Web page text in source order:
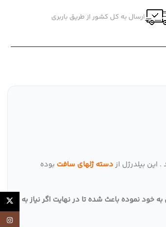
ارسال به کل کشور از طریق باربری
. این بیلدرژل ازدسته ژلهای سافت بوده
خود نموده باعث شده تا در نهایت اگر نیاز به